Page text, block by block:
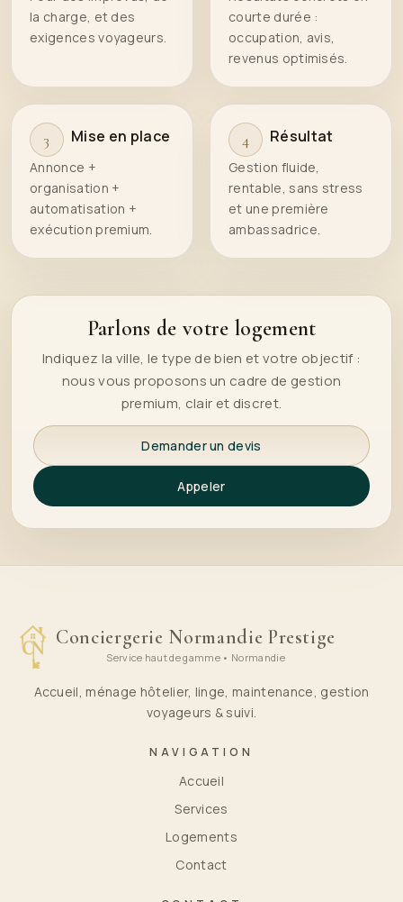
la charge, et des
exigences voyageurs.
courte durée :
occupation, avis,
revenus optimisés.
3 Mise en place
Annonce +
organisation +
automatisation +
exécution premium.
4 Résultat
Gestion fluide,
rentable, sans stress
et une première
ambassadrice.
Parlons de votre logement
Indiquez la ville, le type de bien et votre objectif :
nous vous proposons un cadre de gestion
premium, clair et discret.
Demander un devis
Appeler
Conciergerie Normandie Prestige
Service haut de gamme • Normandie
Accueil, ménage hôtelier, linge, maintenance, gestion
voyageurs & suivi.
NAVIGATION
Accueil
Services
Logements
Contact